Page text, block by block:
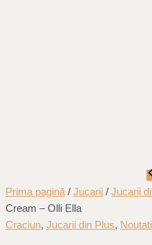
Prima pagină / Jucarii / Jucarii
Cream – Olli Ella
Craciun, Jucarii din Plus, Noutati